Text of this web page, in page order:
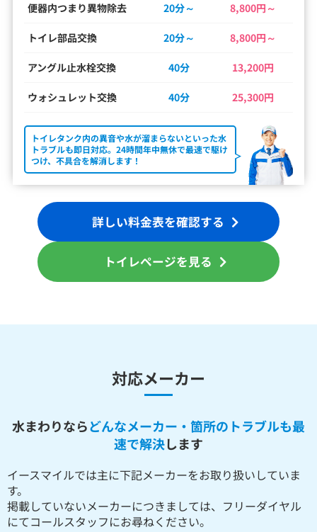
便器内つまり異物除去 20分～ 8,800円～
トイレ部品交換 20分～ 8,800円～
アングル止水栓交換 40分 13,200円
ウォシュレット交換 40分 25,300円
トイレタンク内の異音や水が溜まらないといった水
トラブルも即日対応。24時間年中無休で最速で駆け
つけ、不具合を解消します！
詳しい料金表を確認する
トイレページを見る
対応メーカー
水まわりならどんなメーカー・箇所のトラブルも最
速で解決します
イースマイルでは主に下記メーカーをお取り扱いしていま
す。
掲載していないメーカーにつきましては、フリーダイヤル
にてコールスタッフにお尋ねください。